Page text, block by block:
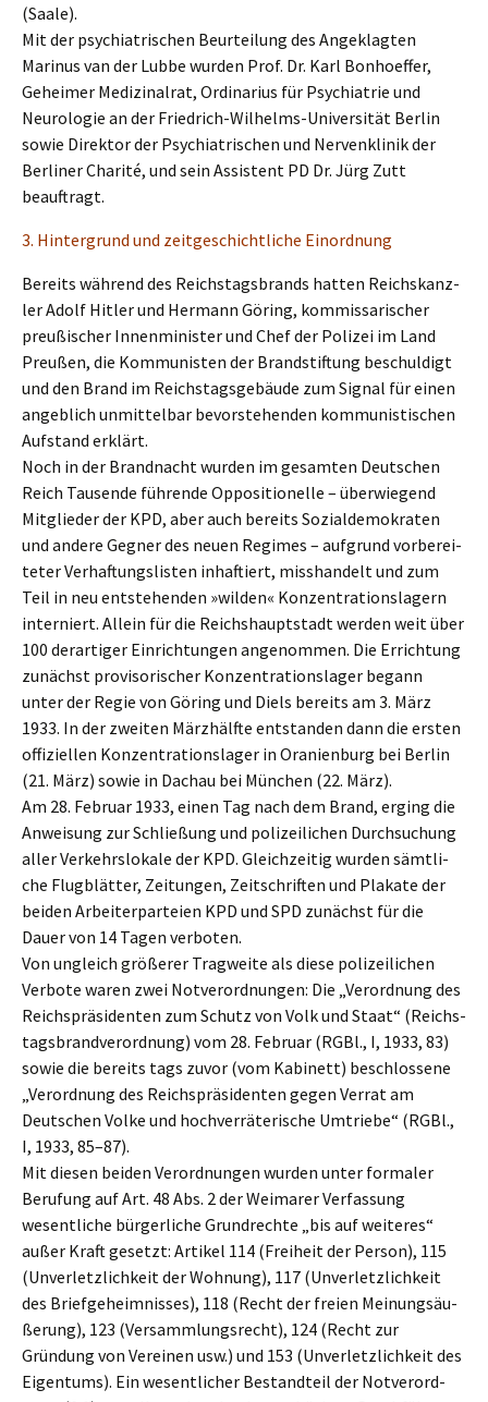
(Saale).
Mit der psych­ia­tri­schen Beurtei­lung des Angeklag­ten
Marinus van der Lubbe wurden Prof. Dr. Karl Bonhoef­fer,
Gehei­mer Medizi­nal­rat, Ordina­ri­us für Psych­ia­trie und
Neuro­lo­gie an der Fried­rich-Wilhelms-Univer­si­tät Berlin
sowie Direk­tor der Psych­ia­tri­schen und Nerven­kli­nik der
Berli­ner Chari­té, und sein Assis­tent PD Dr. Jürg Zutt
beauftragt.
3. Hinter­grund und zeitge­schicht­li­che Einordnung
Bereits während des Reichs­tags­brands hatten Reichs­kanz­
ler Adolf Hitler und Hermann Göring, kommis­sa­ri­scher
preußi­scher Innen­mi­nis­ter und Chef der Polizei im Land
Preußen, die Kommu­nis­ten der Brand­stif­tung beschul­digt
und den Brand im Reichs­tags­ge­bäu­de zum Signal für einen
angeb­lich unmit­tel­bar bevor­ste­hen­den kommu­nis­ti­schen
Aufstand erklärt.
Noch in der Brand­nacht wurden im gesam­ten Deutschen
Reich Tausen­de führen­de Opposi­tio­nel­le – überwie­gend
Mitglie­der der KPD, aber auch bereits Sozial­de­mo­kra­ten
und andere Gegner des neuen Regimes – aufgrund vorbe­rei­
te­ter Verhaf­tungs­lis­ten inhaf­tiert, misshan­delt und zum
Teil in neu entste­hen­den »wilden« Konzen­tra­ti­ons­la­gern
inter­niert. Allein für die Reichs­haupt­stadt werden weit über
100 derar­ti­ger Einrich­tun­gen angenom­men. Die Errich­tung
zunächst provi­so­ri­scher Konzen­tra­ti­ons­la­ger begann
unter der Regie von Göring und Diels bereits am 3. März
1933. In der zweiten Märzhälf­te entstan­den dann die ersten
offizi­el­len Konzen­tra­ti­ons­la­ger in Orani­en­burg bei Berlin
(21. März) sowie in Dachau bei München (22. März).
Am 28. Febru­ar 1933, einen Tag nach dem Brand, erging die
Anwei­sung zur Schlie­ßung und polizei­li­chen Durch­su­chung
aller Verkehrs­lo­ka­le der KPD. Gleich­zei­tig wurden sämtli­
che Flugblät­ter, Zeitun­gen, Zeitschrif­ten und Plaka­te der
beiden Arbei­ter­par­tei­en KPD und SPD zunächst für die
Dauer von 14 Tagen verboten.
Von ungleich größe­rer Tragwei­te als diese polizei­li­chen
Verbo­te waren zwei Notver­ord­nun­gen: Die „Verord­nung des
Reichs­prä­si­den­ten zum Schutz von Volk und Staat“ (Reichs­
tags­brand­ver­ord­nung) vom 28. Febru­ar (RGBl., I, 1933, 83)
sowie die bereits tags zuvor (vom Kabinett) beschlos­se­ne
„Verord­nung des Reichs­prä­si­den­ten gegen Verrat am
Deutschen Volke und hochver­rä­te­ri­sche Umtrie­be“ (RGBl.,
I, 1933, 85–87).
Mit diesen beiden Verord­nun­gen wurden unter forma­ler
Berufung auf Art. 48 Abs. 2 der Weima­rer Verfas­sung
wesent­li­che bürger­li­che Grund­rech­te „bis auf weite­res“
außer Kraft gesetzt: Artikel 114 (Freiheit der Person), 115
(Unver­letz­lich­keit der Wohnung), 117 (Unver­letz­lich­keit
des Brief­ge­heim­nis­ses), 118 (Recht der freien Meinungs­äu­
ße­rung), 123 (Versamm­lungs­recht), 124 (Recht zur
Gründung von Verei­nen usw.) und 153 (Unver­letz­lich­keit des
Eigen­tums). Ein wesent­li­cher Bestand­teil der Notver­ord­